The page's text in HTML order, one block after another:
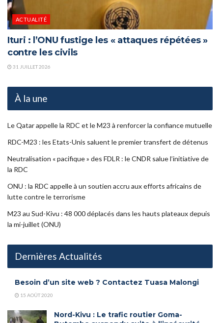
ACTUALITÉ
Ituri : l’ONU fustige les « attaques répétées »
contre les civils
31 JUILLET 2026
À la une
Le Qatar appelle la RDC et le M23 à renforcer la confiance mutuelle
RDC-M23 : les Etats-Unis saluent le premier transfert de détenus
Neutralisation « pacifique » des FDLR : le CNDR salue l’initiative de
la RDC
ONU : la RDC appelle à un soutien accru aux efforts africains de
lutte contre le terrorisme
M23 au Sud-Kivu : 48 000 déplacés dans les hauts plateaux depuis
la mi-juillet (ONU)
Dernières Actualités
Besoin d’un site web ? Contactez Tuasa Malongi
15 AOÛT 2020
Nord-Kivu : Le trafic routier Goma-